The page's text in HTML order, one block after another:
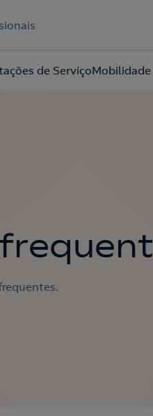
de Serviço
Acepto la política de